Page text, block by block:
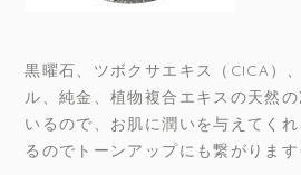
黒曜石、ツボクサエキス（CICA）
ル、純金、植物複合エキスの天然
いるので、お肌に潤いを与えてく
るのでトーンアップにも繋がります